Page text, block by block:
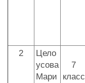
2
Цело
усова
Мари
7
класс